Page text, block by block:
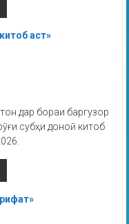
аст»
дар бораи баргузор
субҳи доноӣ китоб